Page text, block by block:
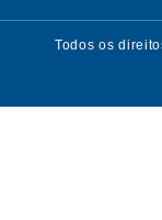
Todos os